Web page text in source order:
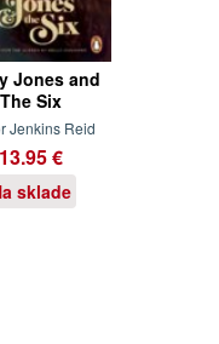
Jones and
The Six
Jenkins Reid
13.95 €
sklade